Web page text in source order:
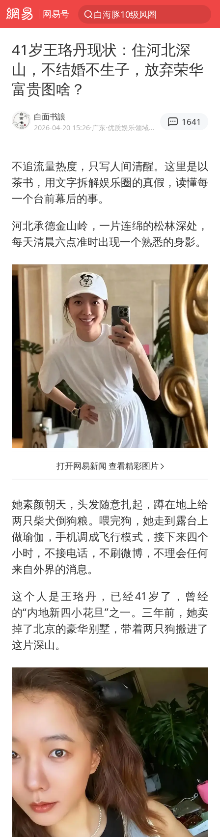
网易号
上海全域长途客运班次全部停运
王艺迪2-4不敌张本美和止步4强
上门女婿出轨女邻居多年被判重婚罪
泰国：高度重视中国游客旅游体验
王艺迪无缘横滨赛决赛
上海大部迎大暴雨
构建更高水平的全民健身公共服务体系
41岁王珞丹现状：住河北深
山，不结婚不生子，放弃荣华
富贵图啥？
白面书誏
2026-04-20 15:26·广东 ·优质娱乐领域创作者
1641
不追流量热度，只写人间清醒。这里是以
茶书，用文字拆解娱乐圈的真假，读懂每
一个台前幕后的事。
河北承德金山岭，一片连绵的松林深处，
每天清晨六点准时出现一个熟悉的身影。
打开网易新闻 查看精彩图片
她素颜朝天，头发随意扎起，蹲在地上给
两只柴犬倒狗粮。喂完狗，她走到露台上
做瑜伽，手机调成飞行模式，接下来四个
小时，不接电话，不刷微博，不理会任何
来自外界的消息。
这个人是王珞丹 ，已经41岁了，曾经
的“内地新四小花旦”之一。三年前，她卖
掉了北京的豪华别墅，带着两只狗搬进了
这片深山。